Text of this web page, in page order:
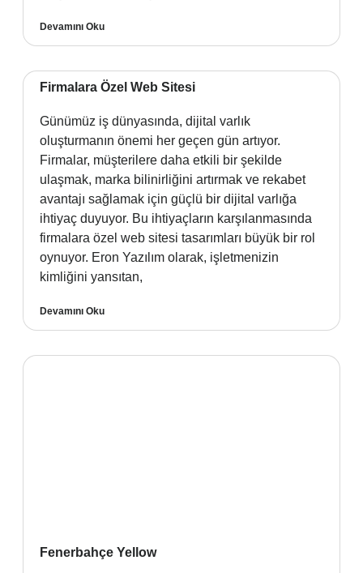
Devamını Oku
Firmalara Özel Web Sitesi
Günümüz iş dünyasında, dijital varlık
oluşturmanın önemi her geçen gün artıyor.
Firmalar, müşterilere daha etkili bir şekilde
ulaşmak, marka bilinirliğini artırmak ve rekabet
avantajı sağlamak için güçlü bir dijital varlığa
ihtiyaç duyuyor. Bu ihtiyaçların karşılanmasında
firmalara özel web sitesi tasarımları büyük bir rol
oynuyor. Eron Yazılım olarak, işletmenizin
kimliğini yansıtan,
Devamını Oku
Fenerbahçe Yellow